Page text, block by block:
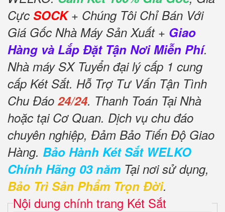
Cực SOCK+ Chúng Tôi Chỉ Bán Với
Giá Gốc Nhà Máy Sản Xuất + Giao
Hàng và Lắp Đặt Tận Nơi Miễn Phí.
Nhà máy SX Tuyển đại lý cấp 1 cung
cấp Két Sắt. Hỗ Trợ Tư Vấn Tận Tình
Chu Đáo 24/24. Thanh Toán Tại Nhà
hoặc tại Cơ Quan. Dịch vụ chu đáo
chuyên nghiệp, Đảm Bảo Tiến Độ Giao
Hàng. Bảo Hành Két Sắt WELKO
Chính Hãng 03 năm Tại nơi sử dụng,
Bảo Trì Sản Phẩm Trọn Đời.
Nội dung chính trang Két Sắt